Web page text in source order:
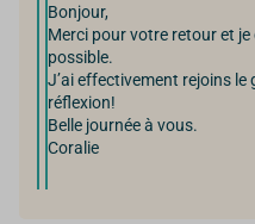
Bonjour,
Merci pour votre retour et
possible.
J’ai effectivement rejoins
réflexion!
Belle journée à vous.
Coralie